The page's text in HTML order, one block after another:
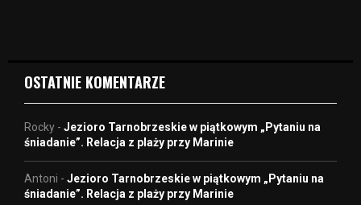
OSTATNIE KOMENTARZE
Rocky - Jezioro Tarnobrzeskie w piątkowym „Pytaniu na
śniadanie”. Relacja z plaży przy Marinie
Antoni - Jezioro Tarnobrzeskie w piątkowym „Pytaniu na
śniadanie”. Relacja z plaży przy Marinie